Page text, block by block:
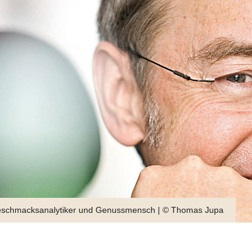
und Genussmensch | © Thomas Jupa